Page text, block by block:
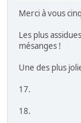
Merci à vous
Les plus
mésanges !
Une des plus
17.
18.